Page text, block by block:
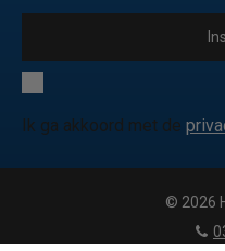
Ik ga akkoord met de
© 2026